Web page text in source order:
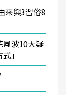
來與3習俗8
風波10大疑
」